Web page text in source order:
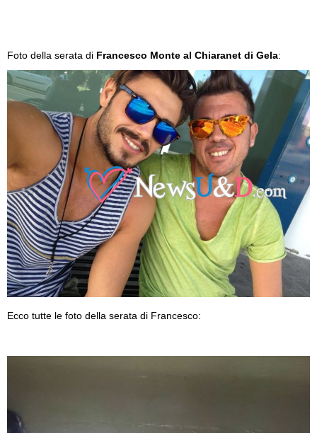
Foto della serata di Francesco Monte al Chiaranet di Gela:
Ecco tutte le foto della serata di Francesco: